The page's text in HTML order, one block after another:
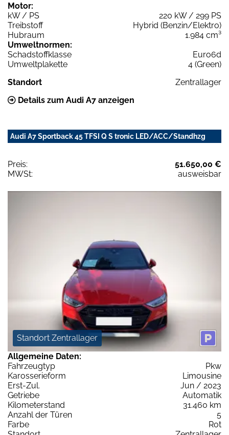
Motor:
kW / PS
220 kW / 299 PS
Treibstoff
Hybrid (Benzin/Elektro)
Hubraum
1.984 cm³
Umweltnormen:
Schadstoffklasse
Euro6d
Umweltplakette
4 (Green)
Standort
Zentrallager
Details zum Audi A7 anzeigen
Audi A7 Sportback 45 TFSI Q S tronic LED/ACC/Standhzg
Preis:
51.650,00 €
MWSt:
ausweisbar
Standort Zentrallager
Allgemeine Daten:
Fahrzeugtyp
Pkw
Karosserieform
Limousine
Erst-Zul.
Jun / 2023
Getriebe
Automatik
Kilometerstand
31.460 km
Anzahl der Türen
5
Farbe
Rot